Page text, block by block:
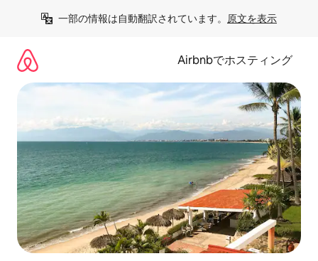
一部の情報は自動翻訳されています。 原文を表示
Airbnbでホスティング